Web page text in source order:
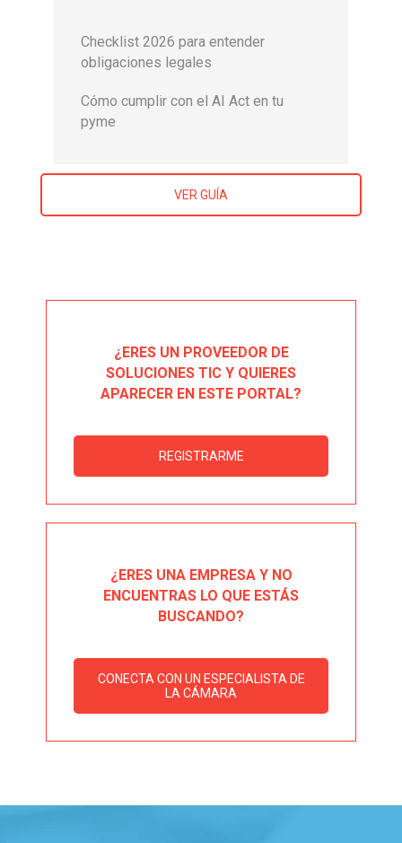
Checklist 2026 para entender
obligaciones legales
Cómo cumplir con el AI Act en tu
pyme
VER GUÍA
¿ERES UN PROVEEDOR DE
SOLUCIONES TIC Y QUIERES
APARECER EN ESTE PORTAL?
REGISTRARME
¿ERES UNA EMPRESA Y NO
ENCUENTRAS LO QUE ESTÁS
BUSCANDO?
CONECTA CON UN ESPECIALISTA DE
LA CÁMARA